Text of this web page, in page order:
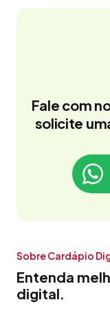
Fale com
solicite
Sobre Cardápio
Entenda
digital.